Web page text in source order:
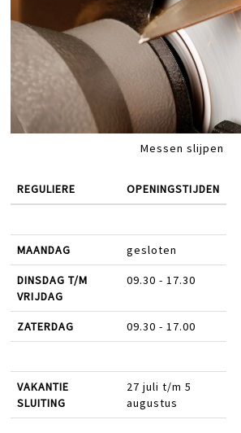
Messen slijpen
REGULIERE OPENINGSTIJDEN
MAANDAG gesloten
DINSDAG T/M
VRIJDAG
09.30 - 17.30
ZATERDAG 09.30 - 17.00
VAKANTIE
SLUITING
27 juli t/m 5
augustus